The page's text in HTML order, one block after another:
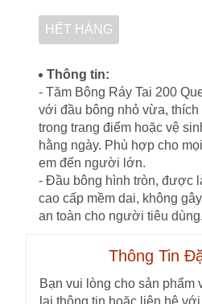
HẾT HÀNG
Thông tin:
- Tăm Bông Ráy Tai 200
với đầu bông nhỏ vừa,
trong trang điểm hoặc vệ
hằng ngày. Phù hợp cho
em đến người lớn.
- Đầu bông hình tròn, được
cao cấp mềm dai, không
an toàn cho người tiêu dùng.
Thông Tin
Bạn vui lòng cho sản phẩm